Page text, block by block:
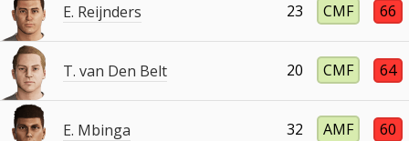
E. Reijnders 23 CMF 66
T. van Den Belt 20 CMF 64
E. Mbinga 32 AMF 60